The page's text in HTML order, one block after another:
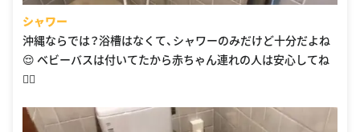
シャワー
沖縄ならでは？浴槽はなくて、シャワーのみだけど十分だよね
😌 ベビーバスは付いてたから赤ちゃん連れの人は安心してね
🙆‍♀️